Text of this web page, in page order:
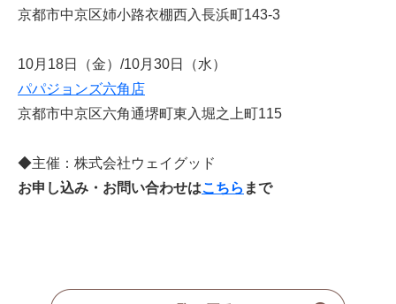
京都市中京区姉小路衣棚西入長浜町143-3
10月18日（金）/10月30日（水）
パパジョンズ六角店
京都市中京区六角通堺町東入堀之上町115
◆主催：株式会社ウェイグッド
お申し込み・お問い合わせはこちら まで